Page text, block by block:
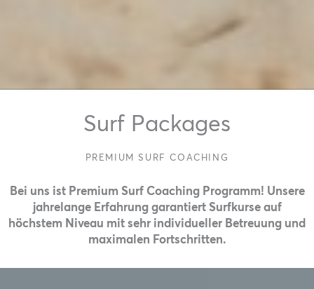
Surf Packages
PREMIUM SURF COACHING
Bei uns ist Premium Surf Coaching Programm! Unsere
jahrelange Erfahrung garantiert Surfkurse auf
höchstem Niveau mit sehr individueller Betreuung und
maximalen Fortschritten.